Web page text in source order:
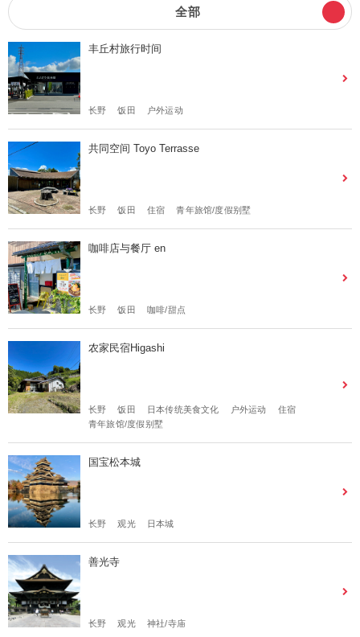
全部
丰丘村旅行时间
长野 饭田 户外运动
共同空间 Toyo Terrasse
长野 饭田 住宿 青年旅馆/度假别墅
咖啡店与餐厅 en
长野 饭田 咖啡/甜点
农家民宿Higashi
长野 饭田 日本传统美食文化 户外运动
住宿
青年旅馆/度假别墅
国宝松本城
长野 观光 日本城
善光寺
长野 观光 神社/寺庙